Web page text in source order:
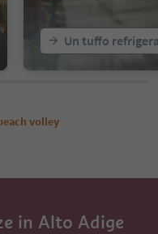
Un tuffo
volley
in Alto Adige